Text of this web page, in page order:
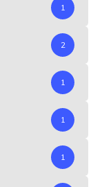
1
2
1
1
1